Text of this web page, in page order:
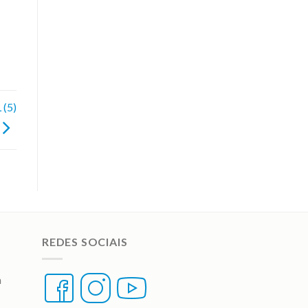
(5)
REDES SOCIAIS